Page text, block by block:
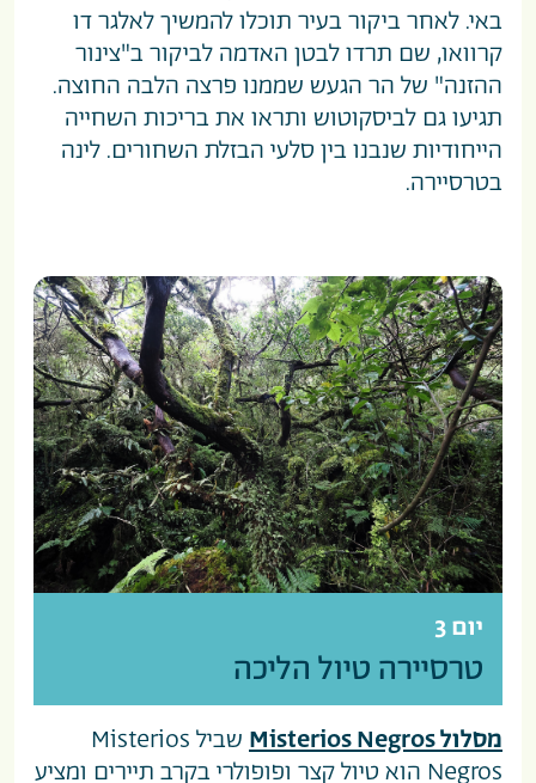
באי. לאחר ביקור בעיר תוכלו להמשיך לאלגר דו
קרוואו, שם תרדו לבטן האדמה לביקור ב"צינור
ההזנה" של הר הגעש שממנו פרצה הלבה החוצה.
תגיעו גם לביסקוטוש ותראו את בריכות השחייה
הייחודיות שנבנו בין סלעי הבזלת השחורים. לינה
בטרסיירה.
יום 3
טרסיירה טיול הליכה
מסלולMisterios Negros
שביל Misterios
Negros הוא טיול קצר ופופולרי בקרב תיירים ומציע